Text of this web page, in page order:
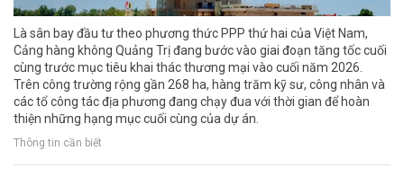
Là sân bay đầu tư theo phương thức PPP thứ hai của Việt Nam,
Cảng hàng không Quảng Trị đang bước vào giai đoạn tăng tốc cuối
cùng trước mục tiêu khai thác thương mại vào cuối năm 2026.
Trên công trường rộng gần 268 ha, hàng trăm kỹ sư, công nhân và
các tổ công tác địa phương đang chạy đua với thời gian để hoàn
thiện những hạng mục cuối cùng của dự án.
Thông tin cần biết